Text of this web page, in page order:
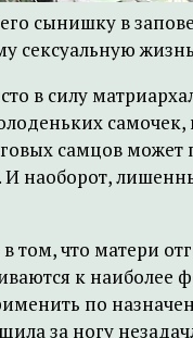
сынишку в
сексуальную
в силу
самцов может
И наоборот,
в том, что матери
к наиболее
по
за ногу